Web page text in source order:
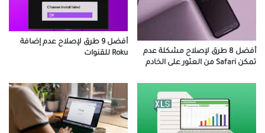
أفضل 8 طرق لإصلاح مشكلة عدم
تمكن Safari من العثور على الخادم
أفضل 9 طرق لإصلاح عدم إضافة
Roku للقنوات